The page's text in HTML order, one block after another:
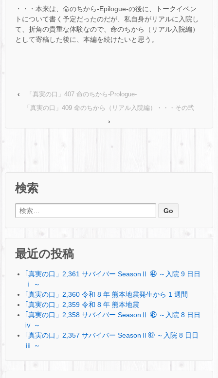
・・・本来は、命のちから-Epilogue-の後に、トークイベン
トについて書く予定だったのだが、私自身がリアルに入院し
て、折角の貴重な体験なので、命のちから（リアル入院編）
として寄稿した後に、本編を続けたいと思う。
‹
「真実の口」407 命のちから-Prologue-
「真実の口」409 命のちから（リアル入院編）・・・その弐
›
検索
検索:
最近の投稿
｢真実の口」2,361 サバイバー SeasonⅡ ㊹ ～入院 9 日日
ⅰ ～
｢真実の口」2,360 令和 8 年 熊本地震発生から 1 週間
｢真実の口」2,359 令和 8 年 熊本地震
｢真実の口」2,358 サバイバー SeasonⅡ ㊸ ～入院 8 日日
ⅳ ～
｢真実の口」2,357 サバイバー SeasonⅡ㊷ ～入院 8 日日
ⅲ ～